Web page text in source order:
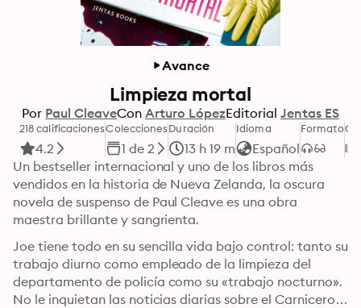
Avance
Limpieza mortal
Por Paul CleaveCon Arturo LópezEditorial Jentas ES
218 calificaciones
4.2
Colecciones
1 de 2
Duración
13 h 19 m
Idioma
Español
Formato
Un bestseller internacional y uno de los libros más
vendidos en la historia de Nueva Zelanda, la oscura
novela de suspenso de Paul Cleave es una obra
maestra brillante y sangrienta.
Joe tiene todo en su sencilla vida bajo control: tanto su
trabajo diurno como empleado de la limpieza del
departamento de policía como su «trabajo nocturno».
No le inquietan las noticias diarias sobre el Carnicero